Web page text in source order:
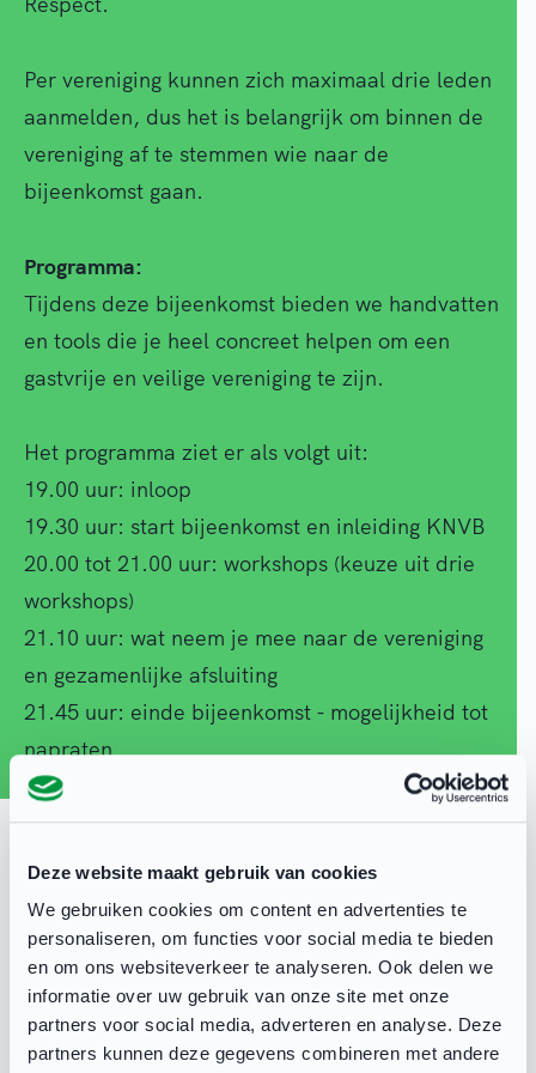
Deze website maakt gebruik van cookies
We gebruiken cookies om content en advertenties te
personaliseren, om functies voor social media te bieden
en om ons websiteverkeer te analyseren. Ook delen we
informatie over uw gebruik van onze site met onze
partners voor social media, adverteren en analyse. Deze
partners kunnen deze gegevens combineren met andere
Per vereniging kunnen zich maximaal drie leden
aanmelden, dus het is belangrijk om binnen de
vereniging af te stemmen wie naar de
bijeenkomst gaan.
Programma:
Tijdens deze bijeenkomst bieden we handvatten
en tools die je heel concreet helpen om een
gastvrije en veilige vereniging te zijn.
Het programma ziet er als volgt uit:
19.00 uur: inloop
19.30 uur: start bijeenkomst en inleiding KNVB
20.00 tot 21.00 uur: workshops (keuze uit drie
workshops)
21.10 uur: wat neem je mee naar de vereniging
en gezamenlijke afsluiting
21.45 uur: einde bijeenkomst - mogelijkheid tot
napraten
De 3 Workshops
Na een gezamenlijke start gaan we in kleinere
groepen aan de slag via workshops. Als
deelnemer heb je de keuze uit drie verschillende
onderwerpen en van iedere vereniging kan
maximaal één persoon per workshop aansluiten.
Ben je met drie personen aanwezig, dan kan de